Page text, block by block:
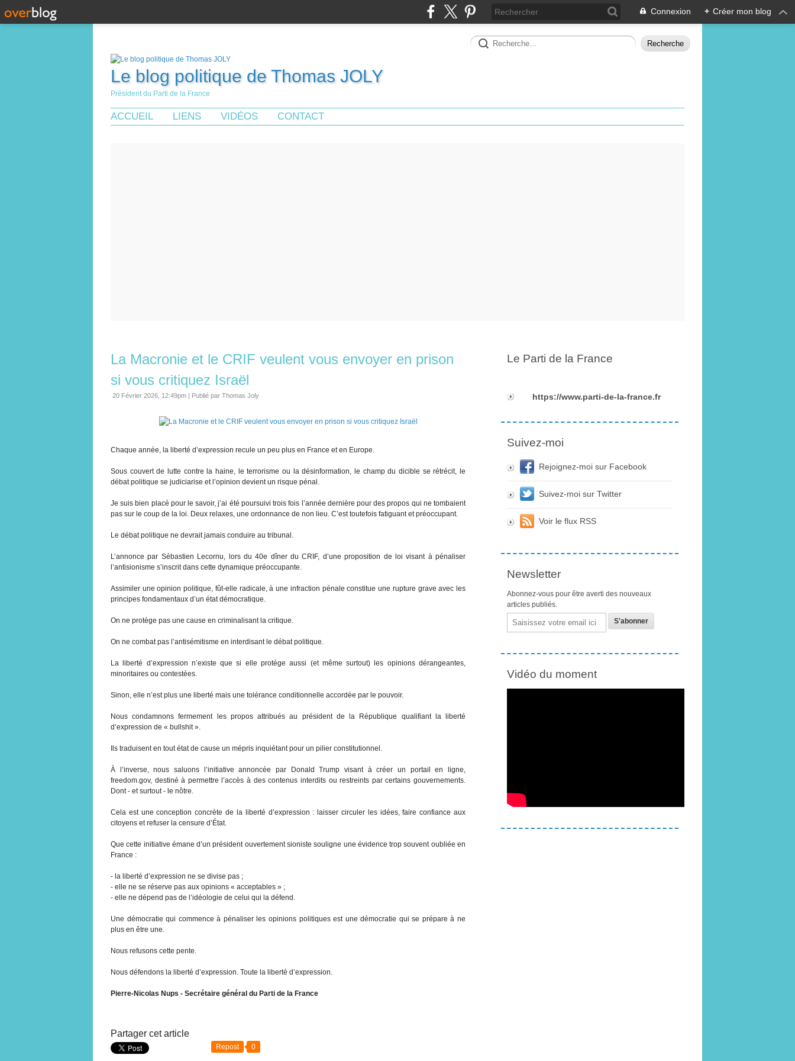
Connexion + Créer mon blog
Le blog politique de Thomas JOLY
Président du Parti de la France
ACCUEIL LIENS VIDÉOS CONTACT
La Macronie et le CRIF veulent vous envoyer en prison
si vous critiquez Israël
20 Février 2026, 12:49pm | Publié par Thomas Joly
Chaque année, la liberté d’expression recule un peu plus en France et en Europe.
Sous couvert de lutte contre la haine, le terrorisme ou la désinformation, le champ du dicible se rétrécit, le
débat politique se judiciarise et l’opinion devient un risque pénal.
Je suis bien placé pour le savoir, j’ai été poursuivi trois fois l’année dernière pour des propos qui ne tombaient
pas sur le coup de la loi. Deux relaxes, une ordonnance de non lieu. C’est toutefois fatiguant et préoccupant.
Le débat politique ne devrait jamais conduire au tribunal.
L’annonce par Sébastien Lecornu, lors du 40e dîner du CRIF, d’une proposition de loi visant à pénaliser
l’antisionisme s’inscrit dans cette dynamique préoccupante.
Assimiler une opinion politique, fût-elle radicale, à une infraction pénale constitue une rupture grave avec les
principes fondamentaux d’un état démocratique.
On ne protège pas une cause en criminalisant la critique.
On ne combat pas l’antisémitisme en interdisant le débat politique.
La liberté d’expression n’existe que si elle protège aussi (et même surtout) les opinions dérangeantes,
minoritaires ou contestées.
Sinon, elle n’est plus une liberté mais une tolérance conditionnelle accordée par le pouvoir.
Nous condamnons fermement les propos attribués au président de la République qualifiant la liberté
d’expression de « bullshit ».
Ils traduisent en tout état de cause un mépris inquiétant pour un pilier constitutionnel.
À l’inverse, nous saluons l’initiative annoncée par Donald Trump visant à créer un portail en ligne,
freedom.gov, destiné à permettre l’accès à des contenus interdits ou restreints par certains gouvernements.
Dont - et surtout - le nôtre.
Cela est une conception concrète de la liberté d’expression : laisser circuler les idées, faire confiance aux
citoyens et refuser la censure d’État.
Que cette initiative émane d’un président ouvertement sioniste souligne une évidence trop souvent oubliée en
France :
- la liberté d’expression ne se divise pas ;
- elle ne se réserve pas aux opinions « acceptables » ;
- elle ne dépend pas de l’idéologie de celui qui la défend.
Une démocratie qui commence à pénaliser les opinions politiques est une démocratie qui se prépare à ne
plus en être une.
Nous refusons cette pente.
Nous défendons la liberté d’expression. Toute la liberté d’expression.
Pierre-Nicolas Nups - Secrétaire général du Parti de la France
Partager cet article
Repost 0
Le Parti de la France
https://www.parti-de-la-france.fr
Suivez-moi
Rejoignez-moi sur Facebook
Suivez-moi sur Twitter
Voir le flux RSS
Newsletter
Abonnez-vous pour être averti des nouveaux
articles publiés.
Email
Vidéo du moment